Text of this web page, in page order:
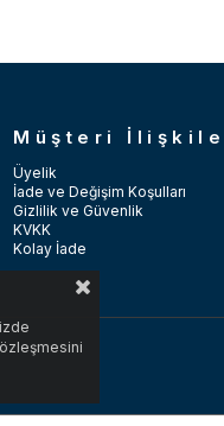
Müşteri
Üyelik
İade ve Değişim Koşulları
Gizlilik ve Güvenlik
KVKK
Kolay İade